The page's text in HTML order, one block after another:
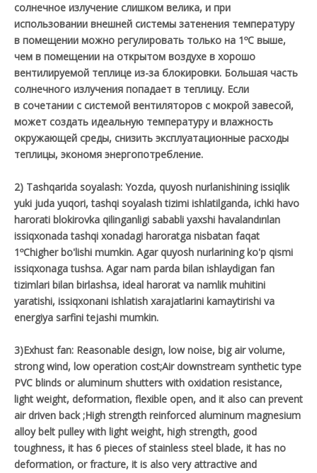
солнечное излучение слишком велика, и при
использовании внешней системы затенения температуру
в помещении можно регулировать только на 1ºС выше,
чем в помещении на открытом воздухе в хорошо
вентилируемой теплице из-за блокировки. Большая часть
солнечного излучения попадает в теплицу. Если
в сочетании с системой вентиляторов с мокрой завесой,
может создать идеальную температуру и влажность
окружающей среды, снизить эксплуатационные расходы
теплицы, экономя энергопотребление.
2) Tashqarida soyalash: Yozda, quyosh nurlanishining issiqlik
yuki juda yuqori, tashqi soyalash tizimi ishlatilganda, ichki havo
harorati blokirovka qilinganligi sababli yaxshi havalandırılan
issiqxonada tashqi xonadagi haroratga nisbatan faqat
1ºChigher bo'lishi mumkin. Agar quyosh nurlarining ko'p qismi
issiqxonaga tushsa. Agar nam parda bilan ishlaydigan fan
tizimlari bilan birlashsa, ideal harorat va namlik muhitini
yaratishi, issiqxonani ishlatish xarajatlarini kamaytirishi va
energiya sarfini tejashi mumkin.
3)Exhust fan: Reasonable design, low noise, big air volume,
strong wind, low operation cost;Air downstream synthetic type
PVC blinds or aluminum shutters with oxidation resistance,
light weight, deformation, flexible open, and it also can prevent
air driven back ;High strength reinforced aluminum magnesium
alloy belt pulley with light weight, high strength, good
toughness, it has 6 pieces of stainless steel blade, it has no
deformation, or fracture, it is also very attractive and